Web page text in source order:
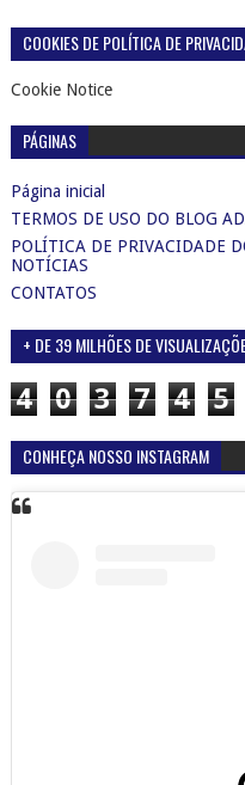
COOKIES DE POLÍTICA DE
Cookie Notice
PÁGINAS
Página inicial
TERMOS DE USO DO BLOG
POLÍTICA DE PRIVACIDADE
NOTÍCIAS
CONTATOS
+ DE 39 MILHÕES DE
4 0 3 7 4 5
CONHEÇA NOSSO INSTAGRAM